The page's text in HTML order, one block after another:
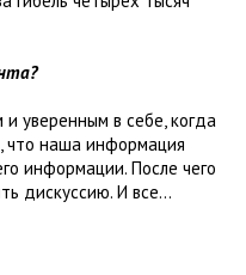
уверенным в себе, когда
что наша информация
информации. После чего
дискуссию. И все...